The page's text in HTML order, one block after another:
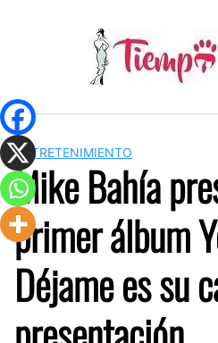
ENTRETENIMIENTO
Mike Bahía
primer álbum
Déjame es su